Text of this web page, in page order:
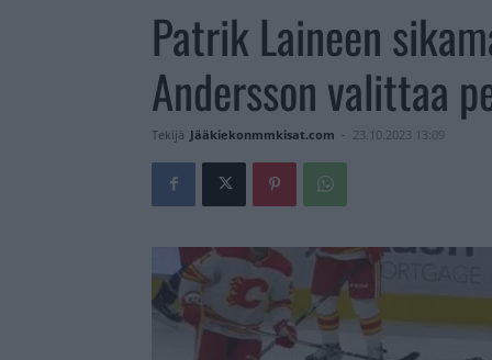
Patrik Laineen
Andersson valittaa
Tekijä Jääkiekonmmkisat.com - 23.10.2023 13:09